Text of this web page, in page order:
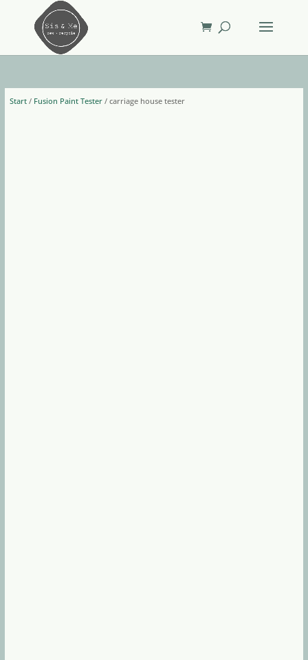
Start/ Fusion Paint Tester/ carriage house tester